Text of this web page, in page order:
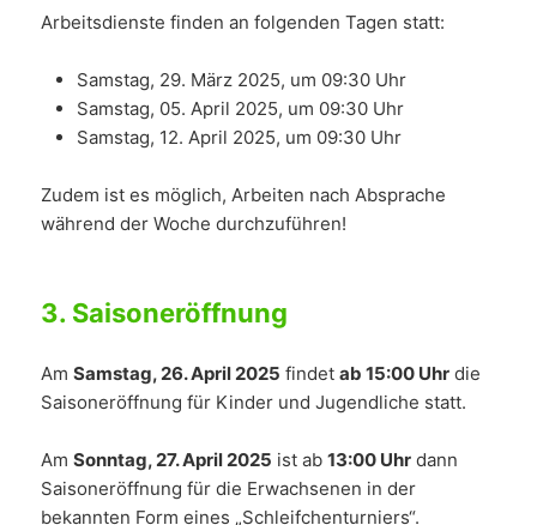
Arbeitsdienste finden an folgenden Tagen statt:
Samstag, 29. März 2025, um 09:30 Uhr
Samstag, 05. April 2025, um 09:30 Uhr
Samstag, 12. April 2025, um 09:30 Uhr
Zudem ist es möglich, Arbeiten nach Absprache
während der Woche durchzuführen!
3. Saisoneröffnung
AmSamstag, 26. April 2025 findetab 15:00 Uhr die
Saisoneröffnung für Kinder und Jugendliche statt.
AmSonntag, 27. April 2025 ist ab13:00 Uhr dann
Saisoneröffnung für die Erwachsenen in der
bekannten Form eines „Schleifchenturniers“.